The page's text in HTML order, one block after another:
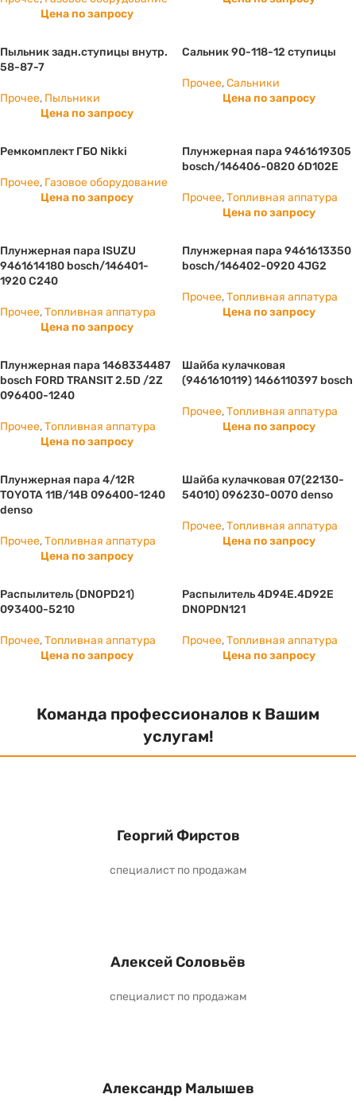
Цена по запросу
Пыльник задн.ступицы внутр.
58-87-7
Прочее, Пыльники
Цена по запросу
Сальник 90-118-12 ступицы
Прочее,Сальники
Цена по запросу
Ремкомплект ГБО Nikki
Прочее, Газовое оборудование
Цена по запросу
Плунжерная пара 9461619305
bosch/146406-0820 6D102E
Прочее,Топливная аппатура
Цена по запросу
Плунжерная пара ISUZU
9461614180 bosch/146401-
1920 С240
Прочее,Топливная аппатура
Цена по запросу
Плунжерная пара 9461613350
bosch/146402-0920 4JG2
Прочее,Топливная аппатура
Цена по запросу
Плунжерная пара 1468334487
bosch FORD TRANSIT 2.5D /2Z
096400-1240
Прочее,Топливная аппатура
Цена по запросу
Шайба кулачковая
(9461610119) 1466110397 bosch
Прочее,Топливная аппатура
Цена по запросу
Плунжерная пара 4/12R
TOYOTA 11B/14B 096400-1240
denso
Прочее,Топливная аппатура
Цена по запросу
Шайба кулачковая 07(22130-
54010) 096230-0070 denso
Прочее,Топливная аппатура
Цена по запросу
Распылитель (DNOPD21)
093400-5210
Прочее,Топливная аппатура
Цена по запросу
Распылитель 4D94E.4D92E
DNOPDN121
Прочее,Топливная аппатура
Цена по запросу
Команда профессионалов к Вашим
услугам!
Георгий Фирстов
специалист по продажам
Алексей Соловьёв
специалист по продажам
Александр Малышев